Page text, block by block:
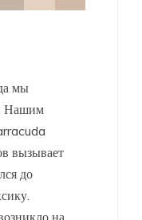
мы
Нашим
вызывает
до
на